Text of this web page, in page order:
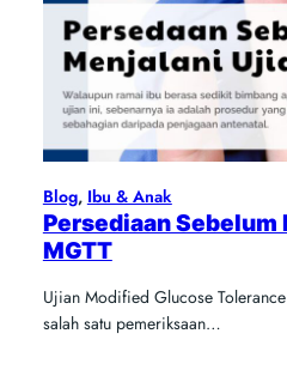
Blog, Ibu & Anak
Persediaan Sebelum
MGTT
Ujian Modified Glucose
salah satu pemeriksaan…